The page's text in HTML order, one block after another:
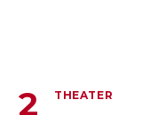
THEATER